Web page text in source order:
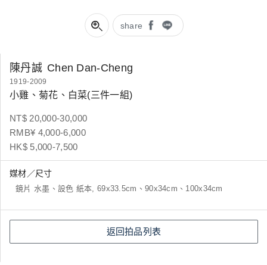
share
陳丹誠 Chen Dan-Cheng
1919-2009
小雞、菊花、白菜(三件一組)
NT$ 20,000-30,000
RMB¥ 4,000-6,000
HK$ 5,000-7,500
媒材／尺寸
鏡片 水墨、設色 紙本, 69x33.5cm、90x34cm、100x34cm
返回拍品列表